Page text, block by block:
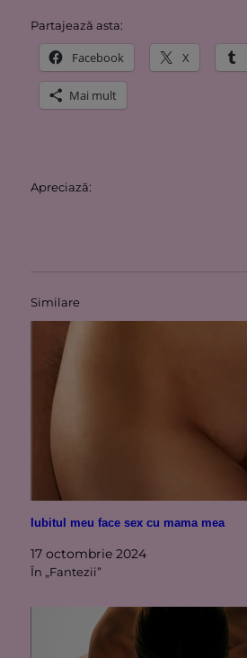
Partajează asta:
Facebook X
Mai mult
Apreciază:
Similare
Iubitul meu face sex cu mama mea
17 octombrie 2024
În „Fantezii”